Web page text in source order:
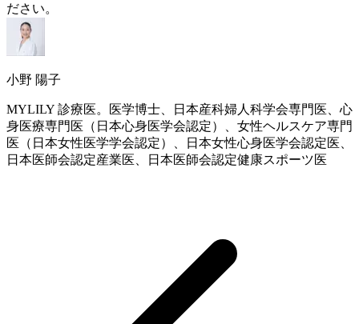
ださい。
小野 陽子
MYLILY 診療医。医学博士、日本産科婦人科学会専門医、心
身医療専門医（日本心身医学会認定）、女性ヘルスケア専門
医（日本女性医学学会認定）、日本女性心身医学会認定医、
日本医師会認定産業医、日本医師会認定健康スポーツ医